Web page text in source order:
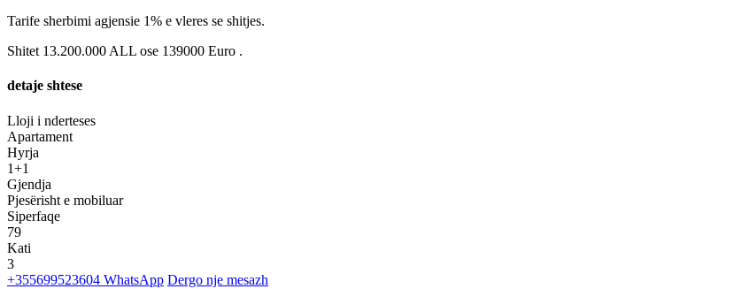
Tarife sherbimi agjensie 1% e vleres se shitjes.
Shitet 13.200.000 ALL ose 139000 Euro .
detaje shtese
Lloji i nderteses
Apartament
Hyrja
1+1
Gjendja
Pjesërisht e mobiluar
Siperfaqe
79
Kati
3
+355699523604 WhatsApp Dergo nje mesazh